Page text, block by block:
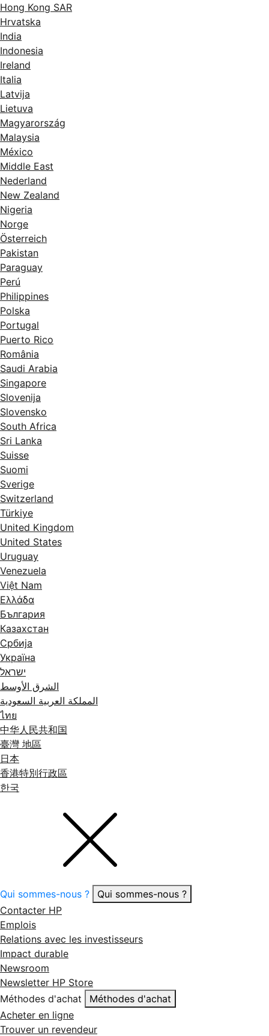
Hong Kong SAR
Hrvatska
India
Indonesia
Ireland
Italia
Latvija
Lietuva
Magyarország
Malaysia
México
Middle East
Nederland
New Zealand
Nigeria
Norge
Österreich
Pakistan
Paraguay
Perú
Philippines
Polska
Portugal
Puerto Rico
România
Saudi Arabia
Singapore
Slovenija
Slovensko
South Africa
Sri Lanka
Suisse
Suomi
Sverige
Switzerland
Türkiye
United Kingdom
United States
Uruguay
Venezuela
Việt Nam
Ελλάδα
България
Казахстан
Србија
Україна
ישראל
الشرق الأوسط
المملكة العربية السعودية
ไทย
中华人民共和国
臺灣 地區
日本
香港特別行政區
한국
Qui sommes-nous ?
Qui sommes-nous ?
Contacter HP
Emplois
Relations avec les investisseurs
Impact durable
Newsroom
Newsletter HP Store
Méthodes d'achat
Méthodes d'achat
Acheter en ligne
Trouver un revendeur